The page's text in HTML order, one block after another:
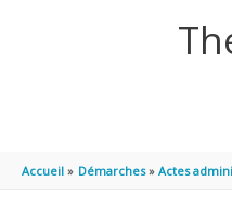
Accueil Démarches Actes